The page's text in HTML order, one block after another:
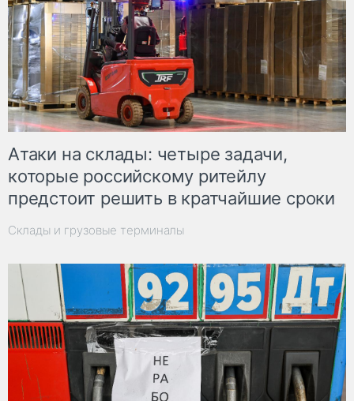
Атаки на склады: четыре задачи,
которые российскому ритейлу
предстоит решить в кратчайшие сроки
Склады и грузовые терминалы